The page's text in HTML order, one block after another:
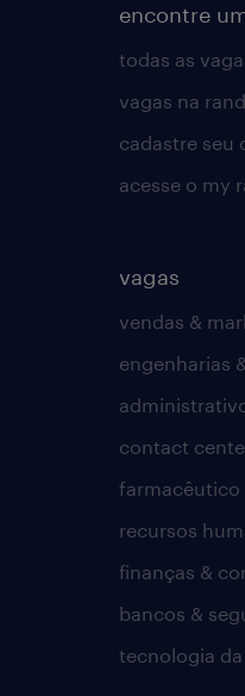
encontre
todas as
vagas na
cadastre seu
acesse o my
vagas
vendas &
engenharias
contact
farmacêutico
recursos
finanças &
bancos &
tecnologia